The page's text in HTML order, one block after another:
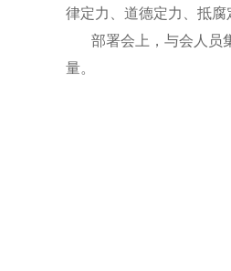
律定力、道德定力、抵腐
部署会上，与会人员
量。